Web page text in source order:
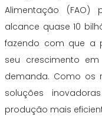
Alimentação
alcance quase 10
fazendo com que a
seu crescimento
demanda. Como os
soluções
produção mais